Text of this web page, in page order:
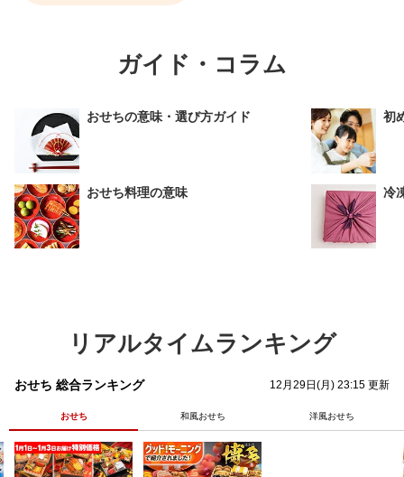
ガイド・コラム
おせちの意味・選び方ガイド
おせち料理の意味
初
冷
リアルタイムランキング
おせち 総合ランキング 12月29日(月) 23:15 更新
おせち 和風おせち 洋風おせち